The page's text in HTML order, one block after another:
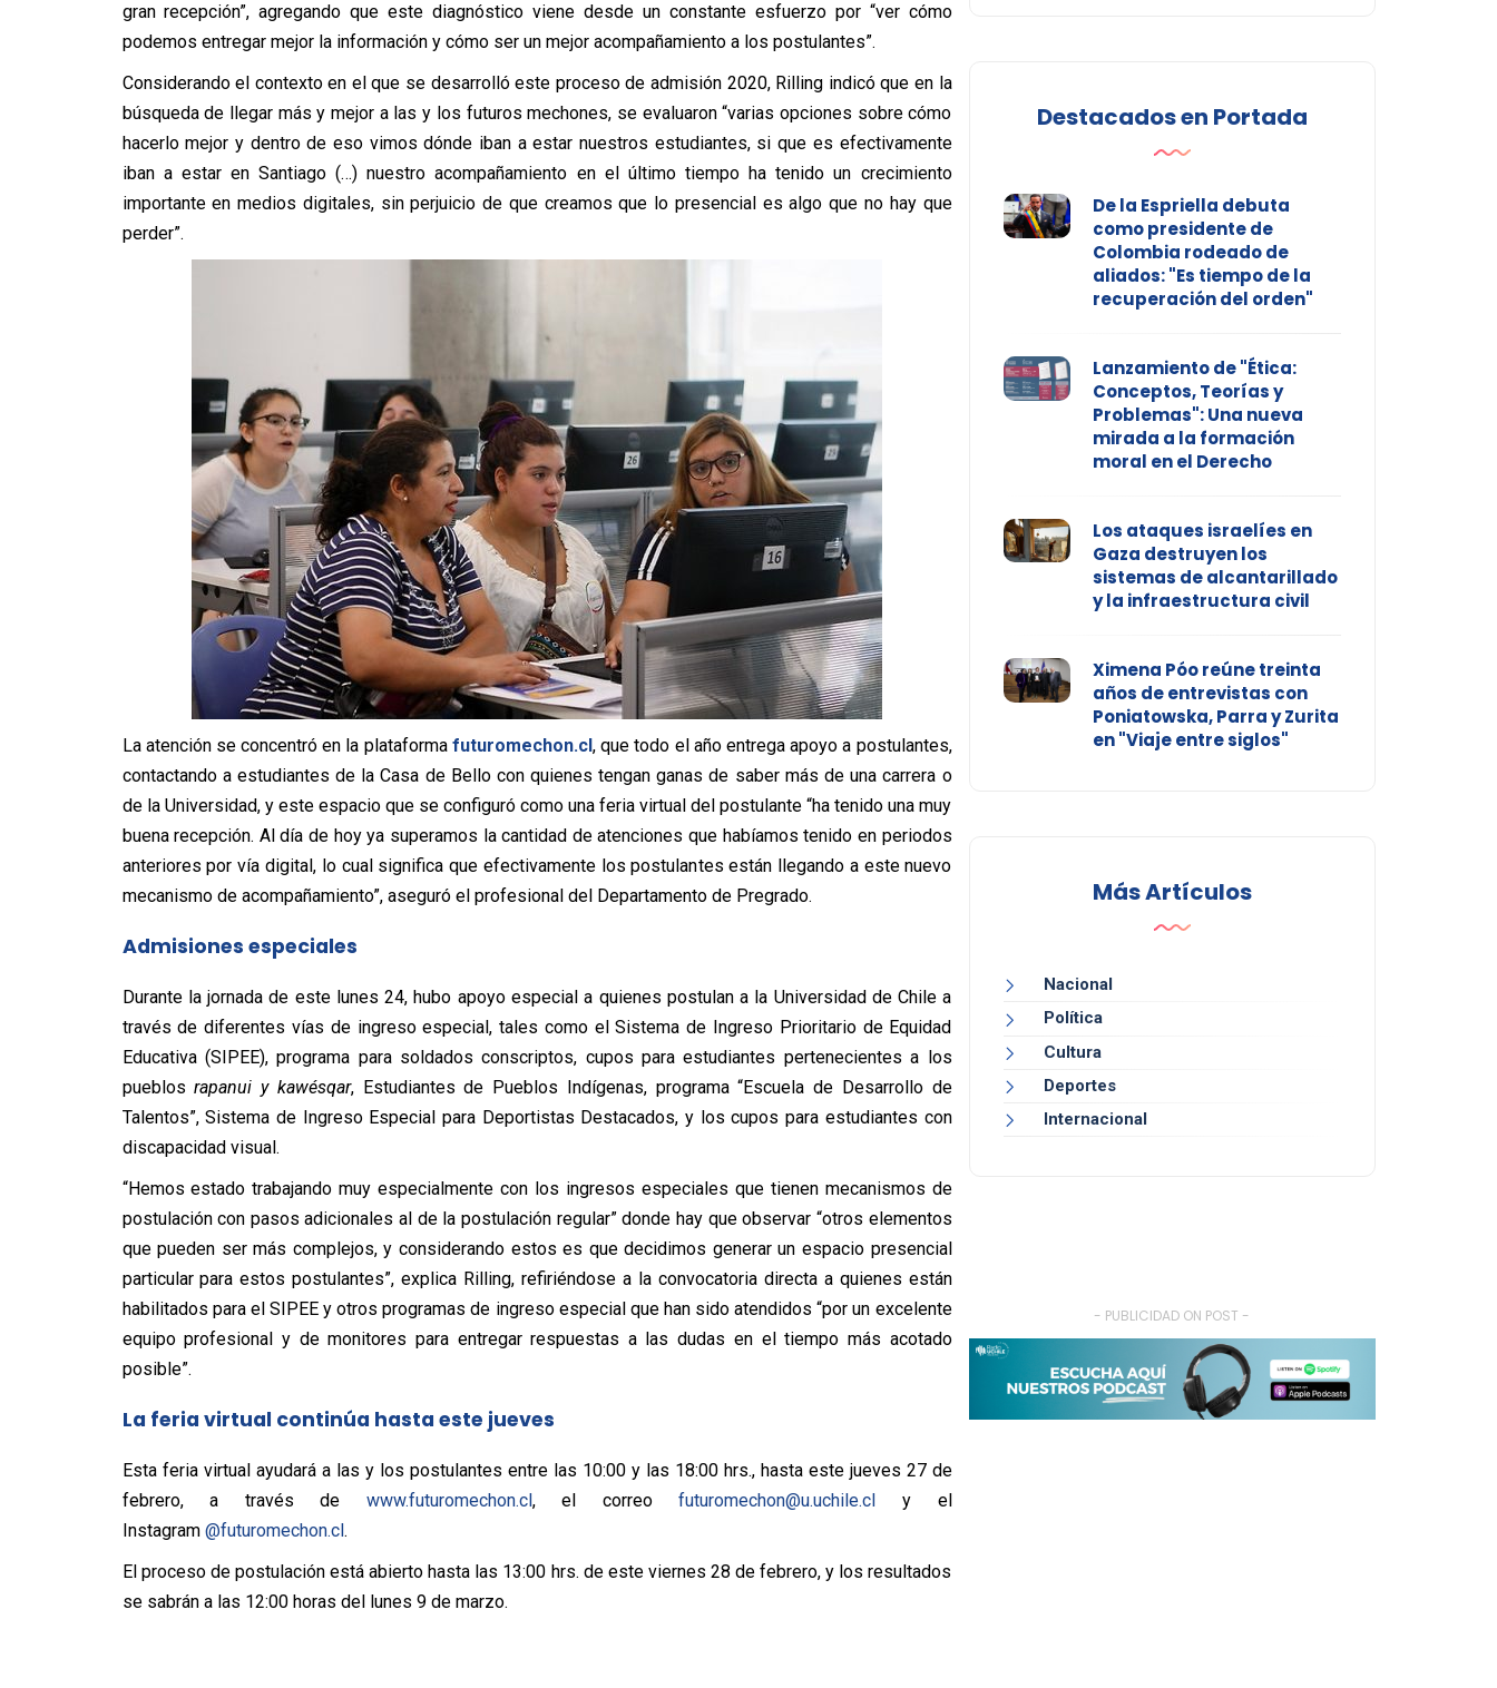
gran recepción”, agregando que este diagnóstico viene desde un constante esfuerzo por “ver cómo
podemos entregar mejor la información y cómo ser un mejor acompañamiento a los postulantes”.
Considerando el contexto en el que se desarrolló este proceso de admisión 2020, Rilling indicó que en la
búsqueda de llegar más y mejor a las y los futuros mechones, se evaluaron “varias opciones sobre cómo
hacerlo mejor y dentro de eso vimos dónde iban a estar nuestros estudiantes, si que es efectivamente
iban a estar en Santiago (…) nuestro acompañamiento en el último tiempo ha tenido un crecimiento
importante en medios digitales, sin perjuicio de que creamos que lo presencial es algo que no hay que
perder”.
La atención se concentró en la plataforma futuromechon.cl, que todo el año entrega apoyo a postulantes,
contactando a estudiantes de la Casa de Bello con quienes tengan ganas de saber más de una carrera o
de la Universidad, y este espacio que se configuró como una feria virtual del postulante “ha tenido una muy
buena recepción. Al día de hoy ya superamos la cantidad de atenciones que habíamos tenido en periodos
anteriores por vía digital, lo cual significa que efectivamente los postulantes están llegando a este nuevo
mecanismo de acompañamiento”, aseguró el profesional del Departamento de Pregrado.
Admisiones especiales
Durante la jornada de este lunes 24, hubo apoyo especial a quienes postulan a la Universidad de Chile a
través de diferentes vías de ingreso especial, tales como el Sistema de Ingreso Prioritario de Equidad
Educativa (SIPEE), programa para soldados conscriptos, cupos para estudiantes pertenecientes a los
pueblosrapanui y kawésqar, Estudiantes de Pueblos Indígenas, programa “Escuela de Desarrollo de
Talentos”, Sistema de Ingreso Especial para Deportistas Destacados, y los cupos para estudiantes con
discapacidad visual.
“Hemos estado trabajando muy especialmente con los ingresos especiales que tienen mecanismos de
postulación con pasos adicionales al de la postulación regular” donde hay que observar “otros elementos
que pueden ser más complejos, y considerando estos es que decidimos generar un espacio presencial
particular para estos postulantes”, explica Rilling, refiriéndose a la convocatoria directa a quienes están
habilitados para el SIPEE y otros programas de ingreso especial que han sido atendidos “por un excelente
equipo profesional y de monitores para entregar respuestas a las dudas en el tiempo más acotado
posible”.
La feria virtual continúa hasta este jueves
Esta feria virtual ayudará a las y los postulantes entre las 10:00 y las 18:00 hrs., hasta este jueves 27 de
febrero, a través de www.futuromechon.cl, el correofuturomechon@u.uchile.cl y el
Instagram @futuromechon.cl.
El proceso de postulación está abierto hasta las 13:00 hrs. de este viernes 28 de febrero, y los resultados
se sabrán a las 12:00 horas del lunes 9 de marzo.
Destacados en Portada
De la Espriella debuta
como presidente de
Colombia rodeado de
aliados: "Es tiempo de la
recuperación del orden"
Lanzamiento de "Ética:
Conceptos, Teorías y
Problemas": Una nueva
mirada a la formación
moral en el Derecho
Los ataques israelíes en
Gaza destruyen los
sistemas de alcantarillado
y la infraestructura civil
Ximena Póo reúne treinta
años de entrevistas con
Poniatowska, Parra y Zurita
en "Viaje entre siglos"
Más Artículos
Nacional
Política
Cultura
Deportes
Internacional
- PUBLICIDAD ON POST -